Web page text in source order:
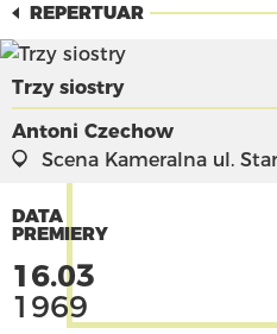
REPERTUAR
Trzy siostry
Antoni Czechow
Scena Kameralna ul.
DATA
PREMIERY
16.03
1969